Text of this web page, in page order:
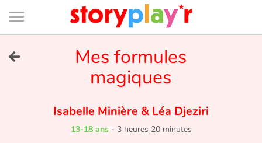
Connexion
Bibliothèque
de
page
Tester gratuitement
Mes formules
magiques
Isabelle Minière & Léa Djeziri
13-18 ans- 3 heures 20 minutes